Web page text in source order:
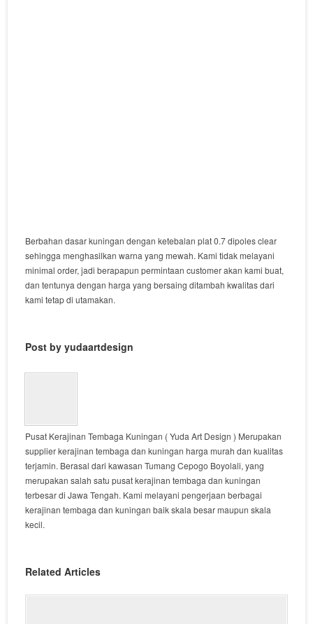
Berbahan dasar kuningan dengan ketebalan plat 0.7 dipoles clear
sehingga menghasilkan warna yang mewah. Kami tidak melayani
minimal order, jadi berapapun permintaan customer akan kami buat,
dan tentunya dengan harga yang bersaing ditambah kwalitas dari
kami tetap di utamakan.
Post by yudaartdesign
Pusat Kerajinan Tembaga Kuningan ( Yuda Art Design ) Merupakan
supplier kerajinan tembaga dan kuningan harga murah dan kualitas
terjamin. Berasal dari kawasan Tumang Cepogo Boyolali, yang
merupakan salah satu pusat kerajinan tembaga dan kuningan
terbesar di Jawa Tengah. Kami melayani pengerjaan berbagai
kerajinan tembaga dan kuningan baik skala besar maupun skala
kecil.
Related Articles